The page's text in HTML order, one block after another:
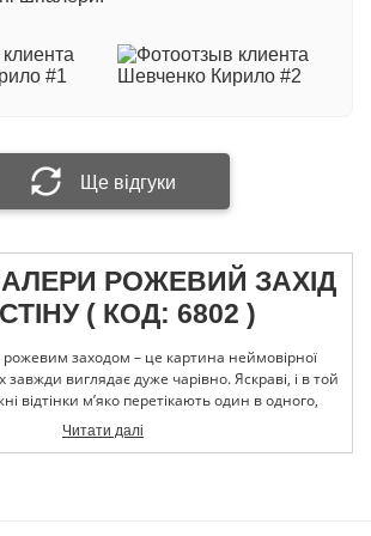
фотошпалер методом
друку HP Latex: +100 грн/
фотографію
Надіслати відгук
Ще відгуки
РОЖЕВИЙ ЗАХІД
( КОД: 6802 )
заходом – це картина неймовірної
завжди виглядає дуже чарівно. Яскраві, і в той
відтінки м’яко перетікають один в одного,
палітру, в якій є все кольори, починаючи від
і закінчуючи золотим. Промені сонця, яке
Читати далі